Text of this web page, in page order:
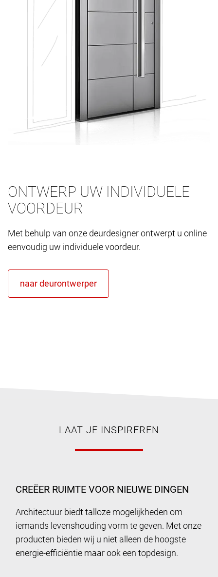
ONTWERP UW INDIVIDUELE
VOORDEUR
Met behulp van onze deurdesigner ontwerpt u online
eenvoudig uw individuele voordeur.
LAAT JE INSPIREREN
CREËER RUIMTE VOOR NIEUWE DINGEN
Architectuur biedt talloze mogelijkheden om
iemands levenshouding vorm te geven. Met onze
producten bieden wij u niet alleen de hoogste
energie-efficiëntie maar ook een topdesign.